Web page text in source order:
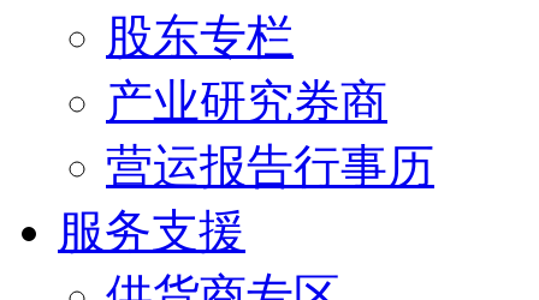
股东专栏
产业研究券商
营运报告行事历
服务支援